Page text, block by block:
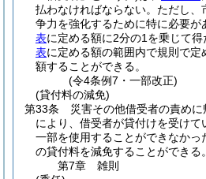
払わなければならない。 ただし、
争力を強化するために特に必要が
表に定める額に2分の1を乗じて
表に定める額の範囲内で規則で
額することができる。
(令4条例7・一部改正)
(貸付料の減免)
第33条
災害その他借受者の責め
により、借受者が貸付けを受けて
一部を使用することができなかっ
の貸付料を減免することができる。
第7章
雑則